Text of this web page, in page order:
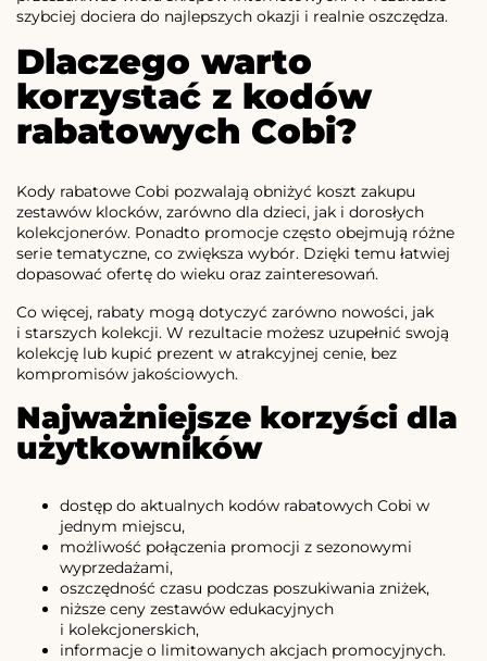
szybciej dociera do najlepszych okazji i realnie oszczędza.
Dlaczego warto
korzystać z kodów
rabatowych Cobi?
Kody rabatowe Cobi pozwalają obniżyć koszt zakupu
zestawów klocków, zarówno dla dzieci, jak i dorosłych
kolekcjonerów. Ponadto promocje często obejmują różne
serie tematyczne, co zwiększa wybór. Dzięki temu łatwiej
dopasować ofertę do wieku oraz zainteresowań.
Co więcej, rabaty mogą dotyczyć zarówno nowości, jak
i starszych kolekcji. W rezultacie możesz uzupełnić swoją
kolekcję lub kupić prezent w atrakcyjnej cenie, bez
kompromisów jakościowych.
Najważniejsze korzyści dla
użytkowników
dostęp do aktualnych kodów rabatowych Cobi w
jednym miejscu,
możliwość połączenia promocji z sezonowymi
wyprzedażami,
oszczędność czasu podczas poszukiwania zniżek,
niższe ceny zestawów edukacyjnych
i kolekcjonerskich,
informacje o limitowanych akcjach promocyjnych.